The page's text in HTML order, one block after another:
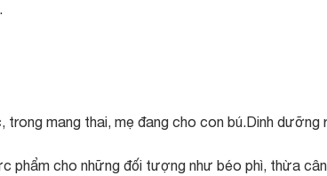
mang thai, mẹ đang cho con bú.Dinh dưỡng
phẩm cho những đối tượng như béo phì, thừa